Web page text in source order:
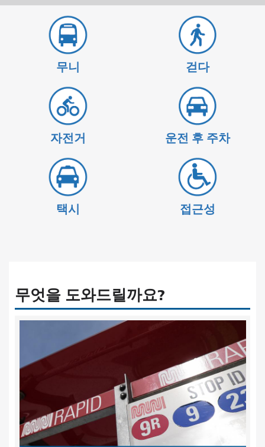
여
무니 걷다
자전거 운전 후 주차
택시 접근성
무엇을 도와드릴까요?